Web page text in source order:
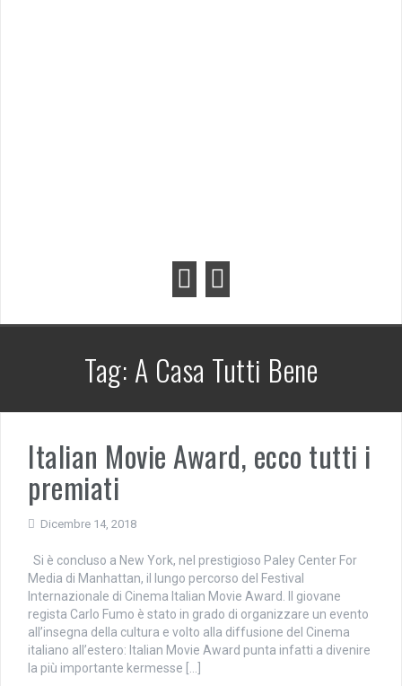
Tag: A Casa Tutti Bene
Italian Movie Award, ecco tutti i
premiati
Dicembre 14, 2018
Si è concluso a New York, nel prestigioso Paley Center For
Media di Manhattan, il lungo percorso del Festival
Internazionale di Cinema Italian Movie Award. Il giovane
regista Carlo Fumo è stato in grado di organizzare un evento
all’insegna della cultura e volto alla diffusione del Cinema
italiano all’estero: Italian Movie Award punta infatti a divenire
la più importante kermesse […]